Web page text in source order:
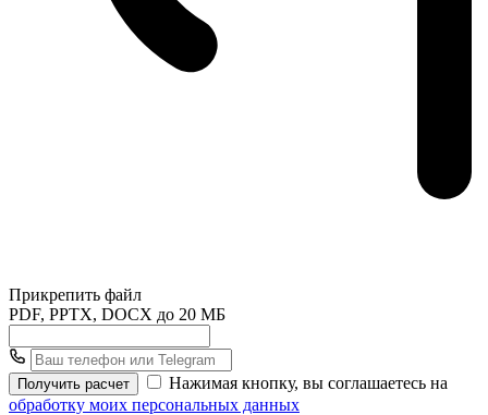
Прикрепить файл
PDF, PPTX, DOCX до 20 МБ
Получить расчет
Нажимая кнопку, вы соглашаетесь на
обработку моих персональных данных